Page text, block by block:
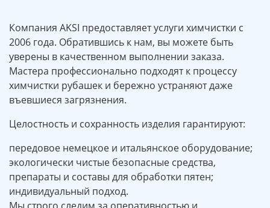
Компания AKSI предоставляет услуги химчистки с
2006 года. Обратившись к нам, вы можете быть
уверены в качественном выполнении заказа.
Мастера профессионально подходят к процессу
химчистки рубашек и бережно устраняют даже
въевшиеся загрязнения.
Целостность и сохранность изделия гарантируют:
передовое немецкое и итальянское оборудование;
экологически чистые безопасные средства,
препараты и составы для обработки пятен;
индивидуальный подход.